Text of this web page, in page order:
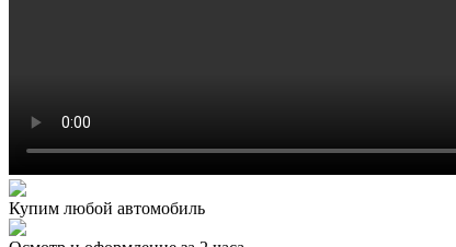
Купим любой автомобиль